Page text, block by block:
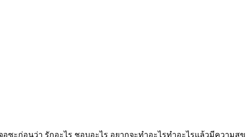
ซะก่อนว่า รักอะไร ชอบอะไร อยากจะทำอะไรทำอะไรแล้วมีความสุข